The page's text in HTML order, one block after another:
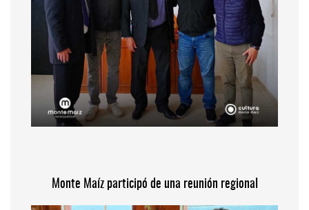
Monte Maíz participó de una reunión regional